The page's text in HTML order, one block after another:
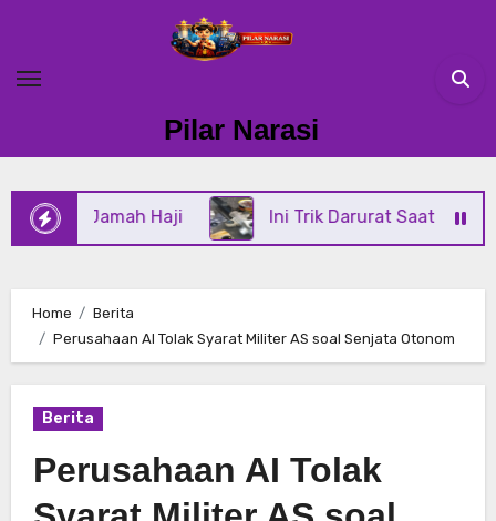
content
Pilar Narasi
Haji Ini Trik Darurat Saat Oli Power
Home
Berita
Perusahaan AI Tolak Syarat Militer AS soal Senjata Otonom
Berita
Perusahaan AI Tolak